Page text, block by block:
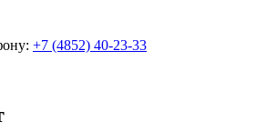
+7 (4852) 40-23-33